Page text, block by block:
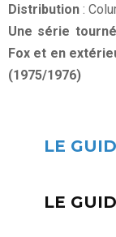
Distribution :
Une série
Fox et en
(1975/1976)
LE
LE